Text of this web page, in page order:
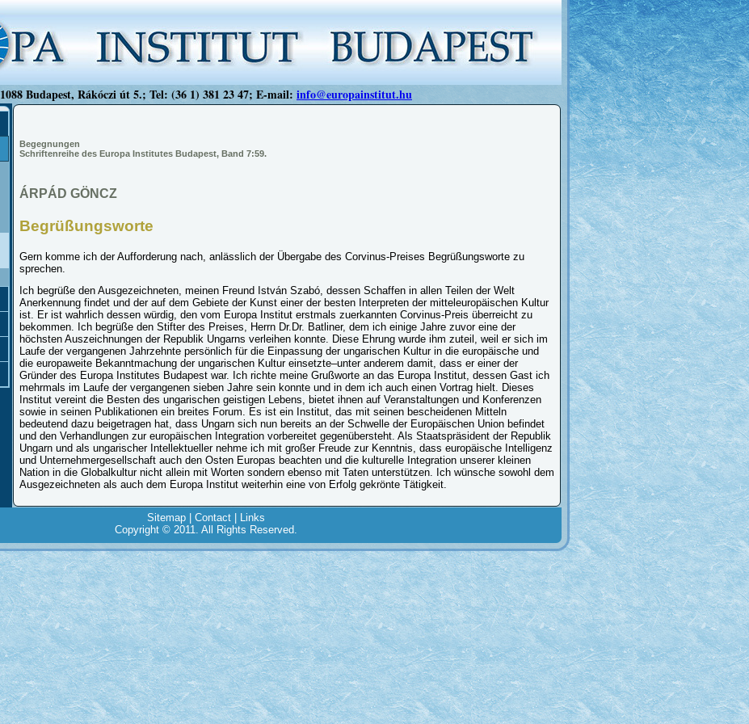
1088 Budapest, Rákóczi út 5.; Tel: (36 1) 381 23 47; E-mail: info@europainstitut.hu
Begegnungen
Schriftenreihe des Europa Institutes Budapest, Band 7:59.
ÁRPÁD GÖNCZ
Begrüßungsworte
Gern komme ich der Aufforderung nach, anlässlich der Übergabe des Corvinus-Preises Begrüßungsworte zu
sprechen.
Ich begrüße den Ausgezeichneten, meinen Freund István Szabó, dessen Schaffen in allen Teilen der Welt
Anerkennung findet und der auf dem Gebiete der Kunst einer der besten Interpreten der mitteleuropäischen Kultur
ist. Er ist wahrlich dessen würdig, den vom Europa Institut erstmals zuerkannten Corvinus-Preis überreicht zu
bekommen. Ich begrüße den Stifter des Preises, Herrn Dr.Dr. Batliner, dem ich einige Jahre zuvor eine der
höchsten Auszeichnungen der Republik Ungarns verleihen konnte. Diese Ehrung wurde ihm zuteil, weil er sich im
Laufe der vergangenen Jahrzehnte persönlich für die Einpassung der ungarischen Kultur in die europäische und
die europaweite Bekanntmachung der ungarischen Kultur einsetzte–unter anderem damit, dass er einer der
Gründer des Europa Institutes Budapest war. Ich richte meine Grußworte an das Europa Institut, dessen Gast ich
mehrmals im Laufe der vergangenen sieben Jahre sein konnte und in dem ich auch einen Vortrag hielt. Dieses
Institut vereint die Besten des ungarischen geistigen Lebens, bietet ihnen auf Veranstaltungen und Konferenzen
sowie in seinen Publikationen ein breites Forum. Es ist ein Institut, das mit seinen bescheidenen Mitteln
bedeutend dazu beigetragen hat, dass Ungarn sich nun bereits an der Schwelle der Europäischen Union befindet
und den Verhandlungen zur europäischen Integration vorbereitet gegenübersteht. Als Staatspräsident der Republik
Ungarn und als ungarischer Intellektueller nehme ich mit großer Freude zur Kenntnis, dass europäische Intelligenz
und Unternehmergesellschaft auch den Osten Europas beachten und die kulturelle Integration unserer kleinen
Nation in die Globalkultur nicht allein mit Worten sondern ebenso mit Taten unterstützen. Ich wünsche sowohl dem
Ausgezeichneten als auch dem Europa Institut weiterhin eine von Erfolg gekrönte Tätigkeit.
Sitemap Contact
Links
Copyright © 2011. All Rights Reserved.